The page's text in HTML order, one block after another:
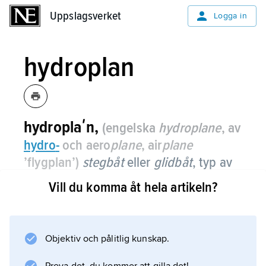
Uppslagsverket Logga in
hydroplan
hydroplaʹn, (engelska hydroplane, av
hydro-och aeroplane, airplane
’flygplan’) stegbåteller glidbåt, typ av
planande motorbåt avsedd för mycket
höga farter.
på en med fartökningen minskande del av
Vill du komma åt hela artikeln?
Objektiv och pålitlig kunskap.